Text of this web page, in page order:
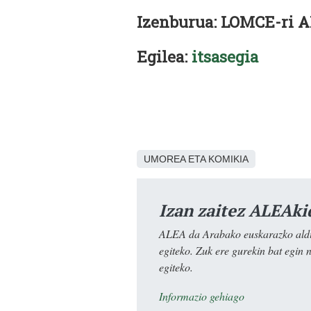
Izenburua: LOMCE-ri
Egilea: itsasegia
UMOREA ETA KOMIKIA
Izan zaitez
ALEA da Arabako euskarazko
egiteko. Zuk ere gurekin bat egin
egiteko.
Informazio gehiago